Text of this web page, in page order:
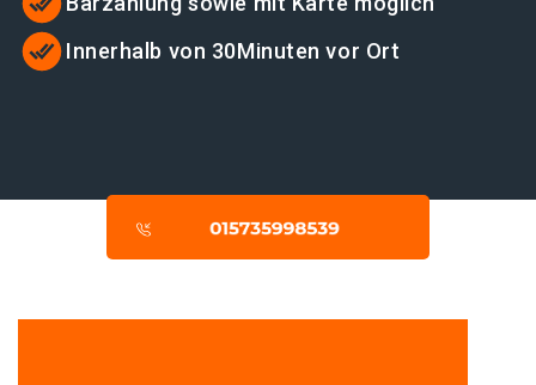
Innerhalb von 30Minuten vor Ort